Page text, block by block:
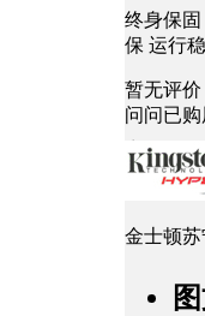
终身保
保 运行
暂无评价
问问已购
商品好
去提问
金士顿